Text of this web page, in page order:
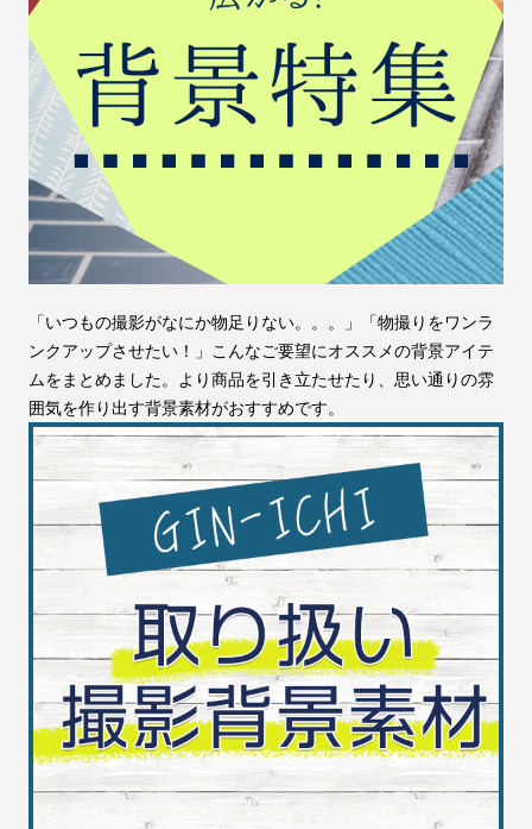
「いつもの撮影がなにか物足りない。。。」「物撮りをワンラ
ンクアップさせたい！」こんなご要望にオススメの背景アイテ
ムをまとめました。より商品を引き立たせたり、思い通りの雰
囲気を作り出す背景素材がおすすめです。